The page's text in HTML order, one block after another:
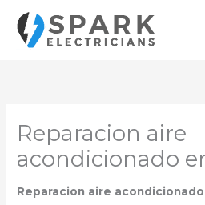
contenido
Reparacion aire
acondicionado
Reparacion aire